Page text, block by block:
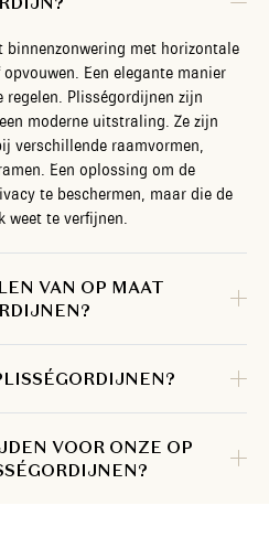
binnenzonwering met horizontale
Een elegante manier
Plisségordijnen zijn
moderne uitstraling. Ze zijn
verschillende raamvormen,
Een oplossing om de
te beschermen, maar die de
weet te verfijnen.
VAN OP MAAT
VOOR ONZE OP